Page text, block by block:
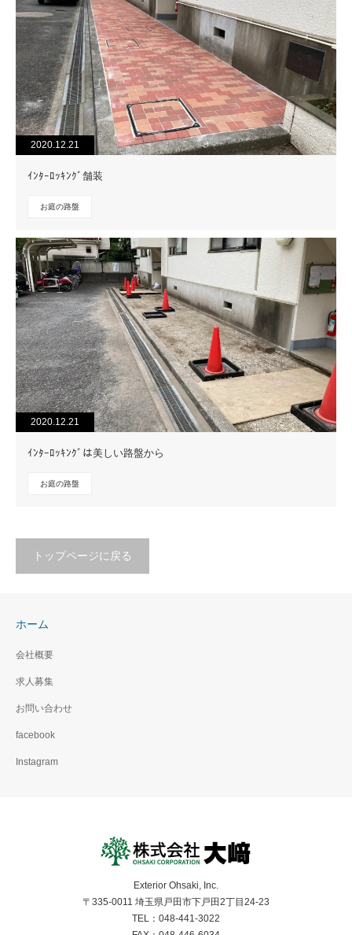
2020.12.21
ｲﾝﾀｰﾛｯｷﾝｸﾞ舗装
お庭の路盤
2020.12.21
ｲﾝﾀｰﾛｯｷﾝｸﾞは美しい路盤から
お庭の路盤
トップページに戻る
ホーム
会社概要
求人募集
お問い合わせ
facebook
Instagram
Exterior Ohsaki, Inc.
〒335-0011 埼玉県戸田市下戸田2丁目24-23
TEL：048-441-3022